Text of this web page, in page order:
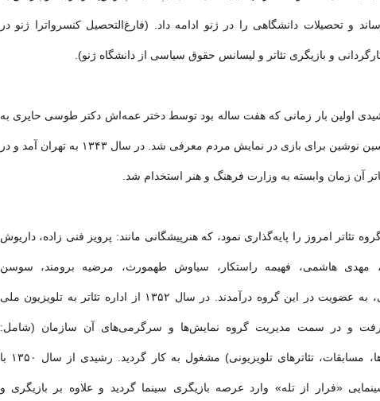
و تحصیلات دانشگاهی را در ژنو ادامه داد. (فارغ‌التحصیل کنسرواترا ژنو در
و بازیگری تئاتر و لیسانس حقوق سیاسی از دانشگاه ژنو).
اولین بار زمانی که هفت ساله بود توسط دختر عمه‌اش دکتر طوسی حایری به
عبدالحسین نوشین برای بازی در نمایش مردم معرفی شد. در سال ۱۳۴۳ به تهران آمد و در
آن زمان وابسته به وزارت فرهنگ و هنر استخدام شد.
تئاتر امروز را پایه‌گذاری نمود، که هنرپیشگانی مانند: پرویز فنی زاده، داریوش
مهدی هاشمی، فهیمه راستکار، سیاوش طهمورث، مرضیه برومند، سوسن
تسلیمی، به عضویت در این گروه درآمدند. در سال ۱۳۵۲ از اداره تئاتر به تلویزیون ملی
رفت و در سمت مدیریت گروه نمایش‌ها و سرگرمی‌های آن سازمان (شامل:
سریال‌ها، مسابقات، تئاترهای تلویزیونی) مشغول به کار گردید. رشیدی از سال ۱۳۵۰ با
«فرار از تله» وارد عرصه بازیگری سینما گردید و علاوه بر بازیگری و